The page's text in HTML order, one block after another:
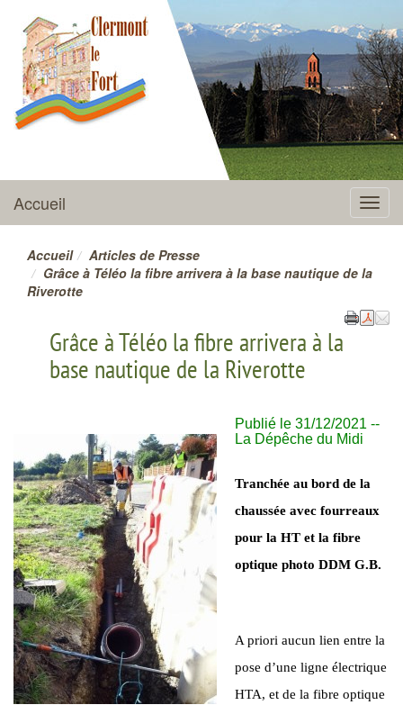
CLERMONT-LE-FORT
Menu
Accueil
Accueil
Articles de Presse
Grâce à Téléo la fibre arrivera à la base nautique de la
Riverotte
Grâce à Téléo la fibre arrivera à la
base nautique de la Riverotte
Publié le 31/12/2021 --
La Dépêche du Midi
Tranchée au bord de la
chaussée avec fourreaux
pour la HT et la fibre
optique photo DDM G.B.
A priori aucun lien entre la
pose d’une ligne électrique
HTA, et de la fibre optique